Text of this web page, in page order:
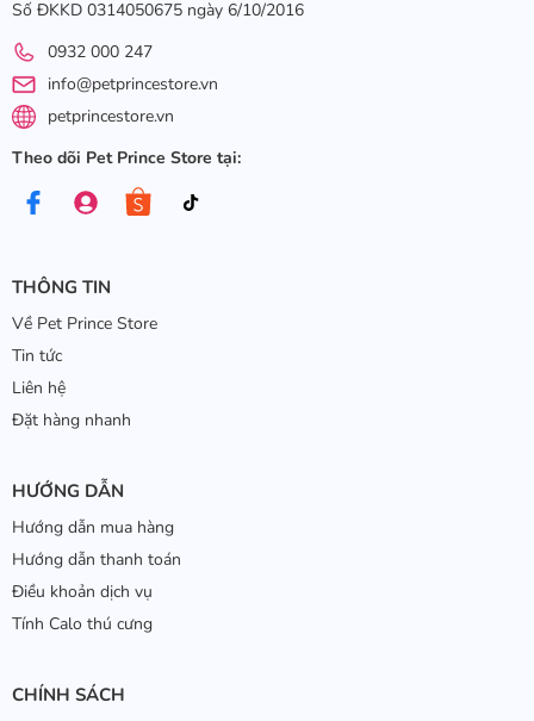
Số ĐKKD 0314050675 ngày 6/10/2016
0932 000 247
info@petprincestore.vn
petprincestore.vn
Theo dõi Pet Prince Store tại:
THÔNG TIN
Về Pet Prince Store
Tin tức
Liên hệ
Đặt hàng nhanh
HƯỚNG DẪN
Hướng dẫn mua hàng
Hướng dẫn thanh toán
Điều khoản dịch vụ
Tính Calo thú cưng
CHÍNH SÁCH